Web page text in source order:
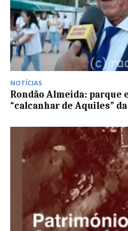
NOTÍCIAS
Rondão Almeida: parque
“calcanhar de Aquiles”